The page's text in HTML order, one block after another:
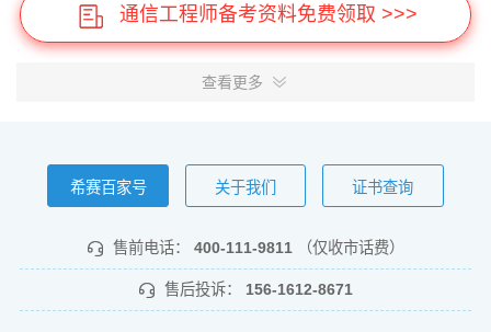
通信工程师备考资料免费领取 >>>
查看更多
希赛百家号 关于我们 证书查询
售前电话： 400-111-9811 （仅收市话费）
售后投诉： 156-1612-8671